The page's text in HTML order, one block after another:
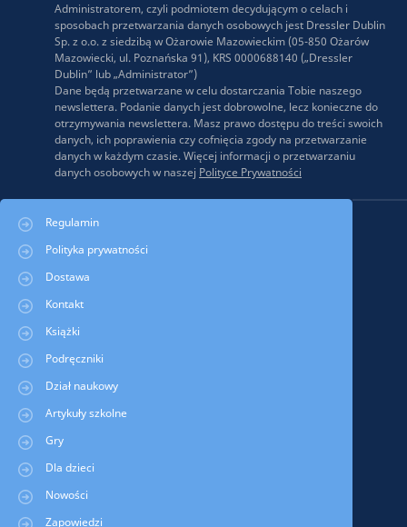
Administratorem, czyli podmiotem decydującym o celach i
sposobach przetwarzania danych osobowych jest Dressler Dublin
Sp. z o.o. z siedzibą w Ożarowie Mazowieckim (05-850 Ożarów
Mazowiecki, ul. Poznańska 91), KRS 0000688140 („Dressler
Dublin” lub „Administrator”)
Dane będą przetwarzane w celu dostarczania Tobie naszego
newslettera. Podanie danych jest dobrowolne, lecz konieczne do
otrzymywania newslettera. Masz prawo dostępu do treści swoich
danych, ich poprawienia czy cofnięcia zgody na przetwarzanie
danych w każdym czasie. Więcej informacji o przetwarzaniu
danych osobowych w naszej Polityce Prywatności
Regulamin
Polityka prywatności
Dostawa
Kontakt
Książki
Podręczniki
Dział naukowy
Artykuły szkolne
Gry
Dla dzieci
Nowości
Zapowiedzi